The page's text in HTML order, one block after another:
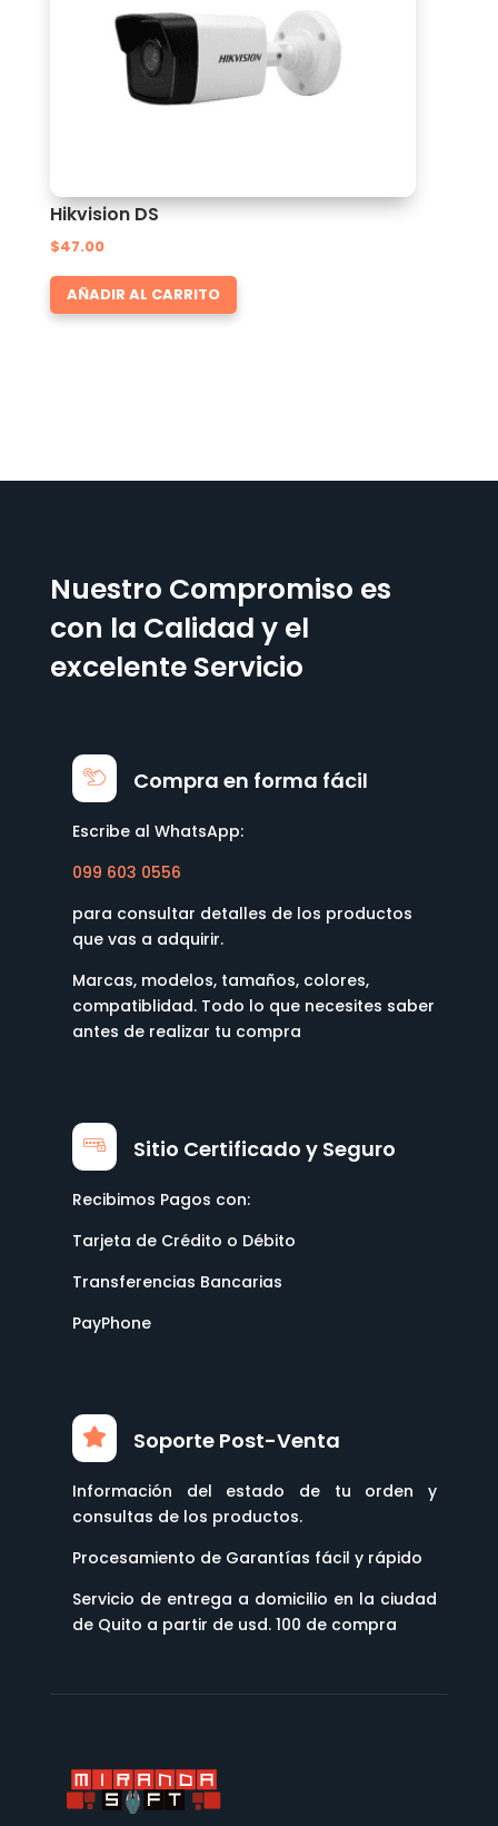
Hikvision DS
$47.00
AÑADIR AL CARRITO
Nuestro Compromiso es
con la Calidad y el
excelente Servicio
Compra en forma fácil
Escribe al WhatsApp:
099 603 0556
para consultar detalles de los productos
que vas a adquirir.
Marcas, modelos, tamaños, colores,
compatiblidad. Todo lo que necesites saber
antes de realizar tu compra
Sitio Certificado y Seguro
Recibimos Pagos con:
Tarjeta de Crédito o Débito
Transferencias Bancarias
PayPhone
Soporte Post-Venta
Información del estado de tu orden y
consultas de los productos.
Procesamiento de Garantías fácil y rápido
Servicio de entrega a domicilio en la ciudad
de Quito a partir de usd. 100 de compra